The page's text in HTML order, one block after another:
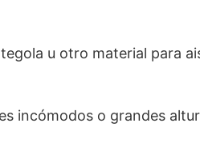
u otro material para
incómodos o grandes